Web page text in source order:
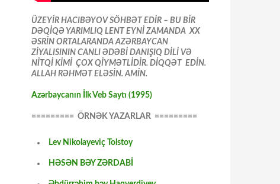
ÜZEYİR HACIBƏYOV SÖHBƏT EDİR – BU BİR
DƏQİQƏ YARIMLIQ LENT EYNİ ZAMANDA XX
ƏSRİN ORTALARANDA AZƏRBAYCAN
ZİYALISININ CANLI ƏDƏBİ DANIŞIQ DİLİ VƏ
NİTQİ KİMİ ÇOX QİYMƏTLİDİR. DİQQƏT EDİN.
ALLAH RƏHMƏT ELƏSİN. AMİN.
Azərbaycanın İlk Veb Saytı (1995)
========= ÖRNƏK YAZARLAR =========
Lev Nikolayeviç Tolstoy
HƏSƏN BƏY ZƏRDABİ